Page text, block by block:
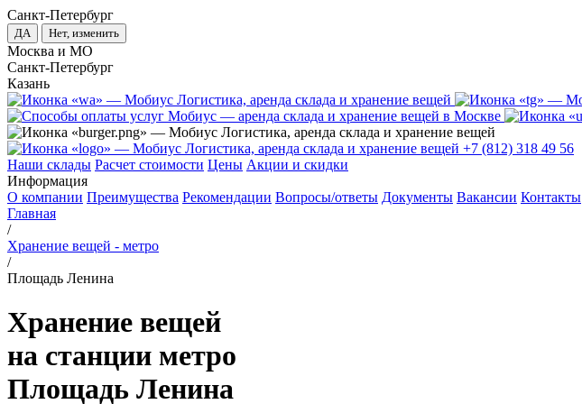
Санкт-Петербург
ДА Нет, изменить
Москва и МО
Санкт-Петербург
Казань
+7 (812) 318 49 56
Наши склады Расчет стоимости Цены Акции и скидки
Информация
О компании Преимущества Рекомендации Вопросы/ответы Документы Вакансии Контакты
Главная
/
Хранение вещей - метро
/
Площадь Ленина
Хранение вещей
на станции метро
Площадь Ленина